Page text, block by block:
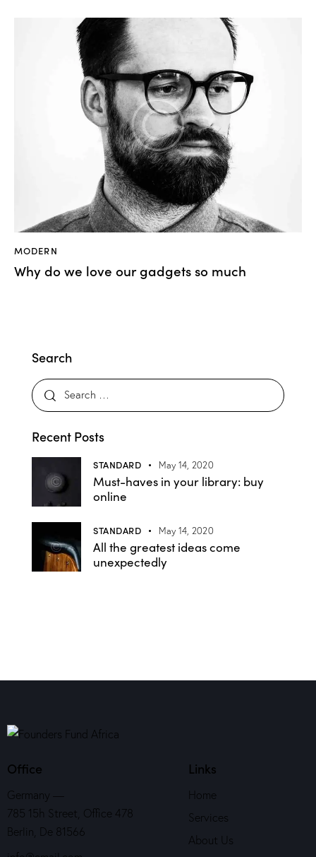
MODERN
Why do we love our gadgets so much
Search
Recent Posts
STANDARD May 14, 2020
Must-haves in your library: buy
online
STANDARD May 14, 2020
All the greatest ideas come
unexpectedly
Office
Germany —
785 15h Street, Office 478
Berlin, De 81566
Links
Home
Services
About Us